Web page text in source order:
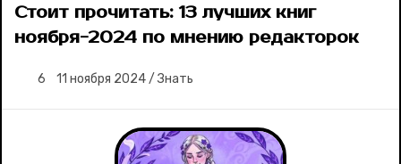
Стоит прочитать: 13 лучших книг
ноября-2024 по мнению редакторок
6 11 ноября 2024/ Знать